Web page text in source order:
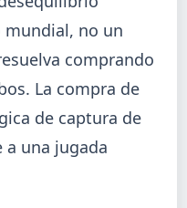
de novedades
no un
comprando
La compra de
de captura de
a una jugada